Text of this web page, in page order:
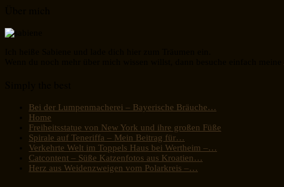
Bei der Lumpenmacherei – Bayerische Bräuche…
Home
Freiheitsstatue von New York und ihre großen Füße
Spirale auf Teneriffa – Mein Beitrag für…
Verkehrte Welt im Toppels Haus bei Wertheim –…
Catcontent – Süße Katzenfotos aus Kroatien…
Herz aus Weidenzweigen vom Polarkreis –…